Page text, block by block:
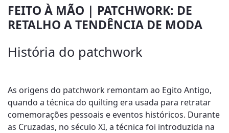
FEITO À MÃO | PATCHWORK: DE
RETALHO A TENDÊNCIA DE MODA
História do patchwork
As origens do patchwork remontam ao Egito Antigo,
quando a técnica do quilting era usada para retratar
comemorações pessoais e eventos históricos. Durante
as Cruzadas, no século XI, a técnica foi introduzida na